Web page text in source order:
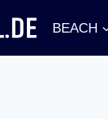
BEACH